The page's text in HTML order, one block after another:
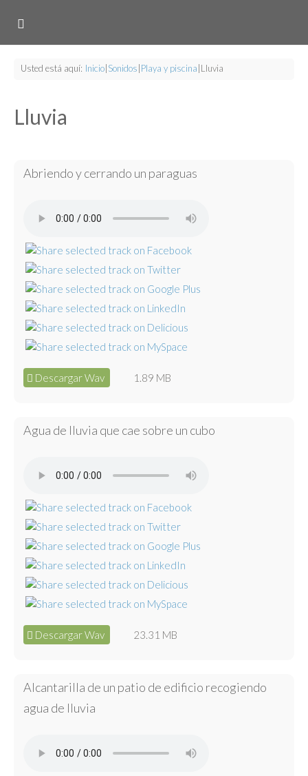
Usted está aquí: Inicio Sonidos Playa y piscina Lluvia
Lluvia
Abriendo y cerrando un paraguas
Descargar Wav 1.89 MB
Agua de lluvia que cae sobre un cubo
Descargar Wav 23.31 MB
Alcantarilla de un patio de edificio recogiendo
agua de lluvia